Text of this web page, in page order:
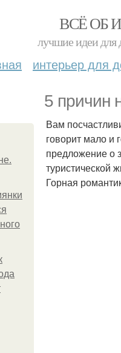
ВСЁ ОБ
лучшие идеи для
интерьер для
5 причин
Вам
говорит мало и
предложение о
туристической
Горная